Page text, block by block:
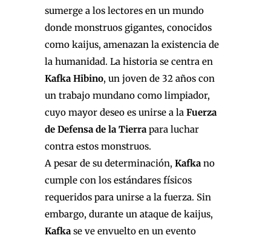
sumerge a los lectores en un mundo
donde monstruos gigantes, conocidos
como kaijus, amenazan la existencia de
la humanidad. La historia se centra en
Kafka Hibino, un joven de 32 años con
un trabajo mundano como limpiador,
cuyo mayor deseo es unirse a la Fuerza
de Defensa de la Tierra para luchar
contra estos monstruos.
A pesar de su determinación, Kafka no
cumple con los estándares físicos
requeridos para unirse a la fuerza. Sin
embargo, durante un ataque de kaijus,
Kafka se ve envuelto en un evento